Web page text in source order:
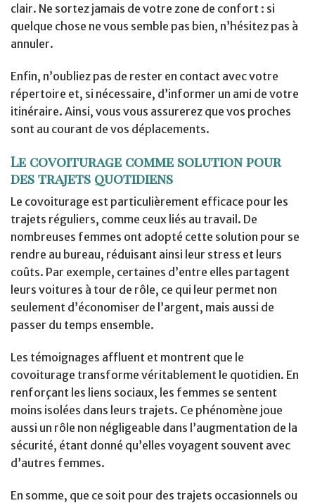
clair. Ne sortez jamais de votre zone de confort : si
quelque chose ne vous semble pas bien, n’hésitez pas à
annuler.
Enfin, n’oubliez pas de rester en contact avec votre
répertoire et, si nécessaire, d’informer un ami de votre
itinéraire. Ainsi, vous vous assurerez que vos proches
sont au courant de vos déplacements.
Le covoiturage comme solution pour
des trajets quotidiens
Le covoiturage est particulièrement efficace pour les
trajets réguliers, comme ceux liés au travail. De
nombreuses femmes ont adopté cette solution pour se
rendre au bureau, réduisant ainsi leur stress et leurs
coûts. Par exemple, certaines d’entre elles partagent
leurs voitures à tour de rôle, ce qui leur permet non
seulement d’économiser de l’argent, mais aussi de
passer du temps ensemble.
Les témoignages affluent et montrent que le
covoiturage transforme véritablement le quotidien. En
renforçant les liens sociaux, les femmes se sentent
moins isolées dans leurs trajets. Ce phénomène joue
aussi un rôle non négligeable dans l’augmentation de la
sécurité, étant donné qu’elles voyagent souvent avec
d’autres femmes.
En somme, que ce soit pour des trajets occasionnels ou